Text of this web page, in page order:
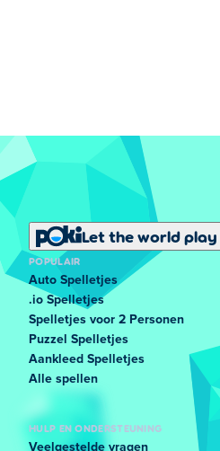
Let the world play
POPULAIR
Auto Spelletjes
.io Spelletjes
Spelletjes voor 2 Personen
Puzzel Spelletjes
Aankleed Spelletjes
Alle spellen
HULP EN ONDERSTEUNING
Veelgestelde vragen